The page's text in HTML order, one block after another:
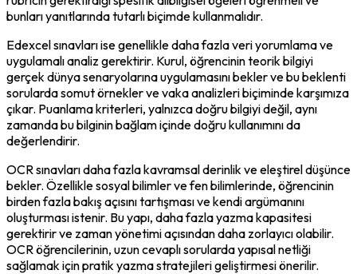
bunları yanıtlarında tutarlı biçimde kullanmalıdır.
Edexcel sınavları ise genellikle daha fazla veri yorumlama ve
uygulamalı analiz gerektirir. Kurul, öğrencinin teorik bilgiyi
gerçek dünya senaryolarına uygulamasını bekler ve bu beklenti
sorularda somut örnekler ve vaka analizleri biçiminde karşımıza
çıkar. Puanlama kriterleri, yalnızca doğru bilgiyi değil, aynı
zamanda bu bilginin bağlam içinde doğru kullanımını da
değerlendirir.
OCR sınavları daha fazla kavramsal derinlik ve eleştirel düşünce
bekler. Özellikle sosyal bilimler ve fen bilimlerinde, öğrencinin
birden fazla bakış açısını tartışması ve kendi argümanını
oluşturması istenir. Bu yapı, daha fazla yazma kapasitesi
gerektirir ve zaman yönetimi açısından daha zorlayıcı olabilir.
OCR öğrencilerinin, uzun cevaplı sorularda yapısal netliği
sağlamak için pratik yazma stratejileri geliştirmesi önerilir.